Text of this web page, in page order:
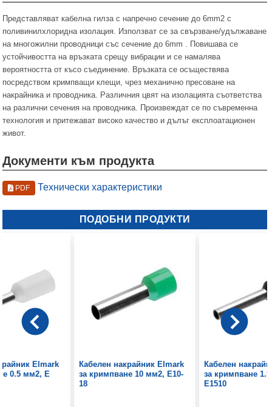
Представляват кабелна гилза с напречно сечение до 6mm2 с
поливинилхлоридна изолация. Използват се за свързване/удължаване
на многожилни проводници със сечение до 6mm . Повишава се
устойчивостта на връзката срещу вибрации и се намалява
вероятността от късо съединение. Връзката се осъществява
посредством кримпващи клещи, чрез механично пресоване на
накрайника и проводника. Различния цвят на изолацията съответства
на различни сечения на проводника. Произвеждат се по съвременна
технология и притежават високо качество и дълъг експлоатационен
живот.
Документи към продукта
PDF Технически характеристики
ПОДОБНИ ПРОДУКТИ
Elmark
0.5 мм2, Е
Кабелен накрайник Elmark
за кримпване 10 мм2, Е10-
18
Кабелен
за кримпване
Е1510